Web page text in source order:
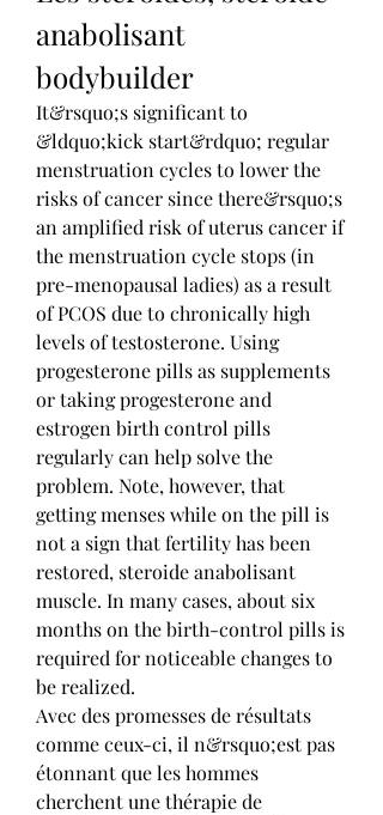
anabolisant
bodybuilder
It&rsquo;s significant to
&ldquo;kick start&rdquo; regular
menstruation cycles to lower the
risks of cancer since there&rsquo;s
an amplified risk of uterus cancer if
the menstruation cycle stops (in
pre-menopausal ladies) as a result
of PCOS due to chronically high
levels of testosterone. Using
progesterone pills as supplements
or taking progesterone and
estrogen birth control pills
regularly can help solve the
problem. Note, however, that
getting menses while on the pill is
not a sign that fertility has been
restored, steroide anabolisant
muscle. In many cases, about six
months on the birth-control pills is
required for noticeable changes to
be realized.
Avec des promesses de résultats
comme ceux-ci, il n&rsquo;est pas
étonnant que les hommes
cherchent une thérapie de